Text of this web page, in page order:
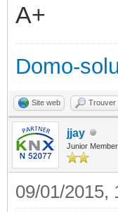
A+
Domo-
Site web Trouver
jjay
Junior Member
09/01/2015,